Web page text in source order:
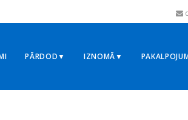
PĀRDOD▼ IZNOMĀ▼